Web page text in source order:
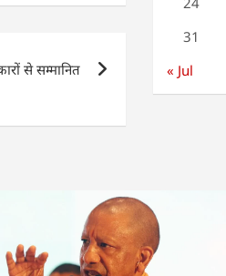
से सम्मानित
31
« Jul